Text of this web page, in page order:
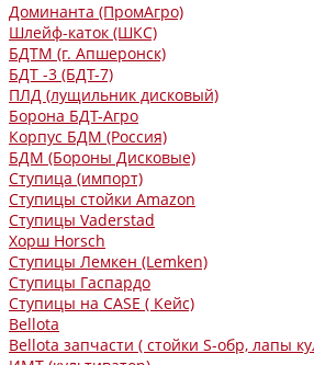
Доминанта (ПромАгро)
Шлейф-каток (ШКС)
БДТМ (г. Апшеронск)
БДТ -3 (БДТ-7)
ПЛД (лущильник дисковый)
Борона БДТ-Агро
Корпус БДМ (Россия)
БДМ (Бороны Дисковые)
Ступица (импорт)
Ступицы стойки Amazon
Ступицы Vaderstad
Хорш Horsch
Ступицы Лемкен (Lemken)
Ступицы Гаспардо
Ступицы на CASE ( Кейс)
Bellota
Bellota запчасти ( стойки S-обр, лапы